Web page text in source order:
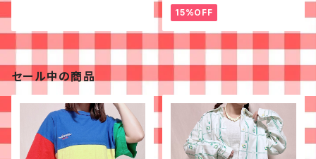
15%OFF
セール中の商品